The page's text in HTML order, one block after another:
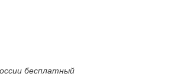
бесплатный